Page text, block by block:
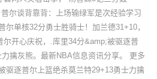
尔谈背靠背：上场输绿军是次经验学习
尔单核32分勇士胜骑士！加兰德31+10，
尔开心庆祝，.库里34分&amp;被驱逐普
擒灰熊。最新NBA信息资讯分享。 更多
驱逐普尔上篮绝杀莫兰特29+13勇士力擒